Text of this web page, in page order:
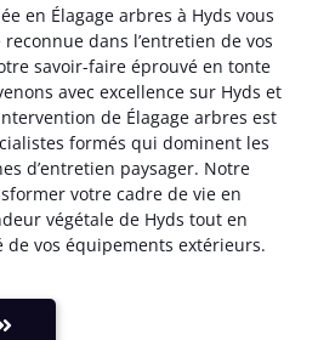
en Élagage arbres à Hyds vous
dans l’entretien de vos
savoir-faire éprouvé en tonte
avec excellence sur Hyds et
de Élagage arbres est
formés qui dominent les
d’entretien paysager. Notre
votre cadre de vie en
végétale de Hyds tout en
vos équipements extérieurs.